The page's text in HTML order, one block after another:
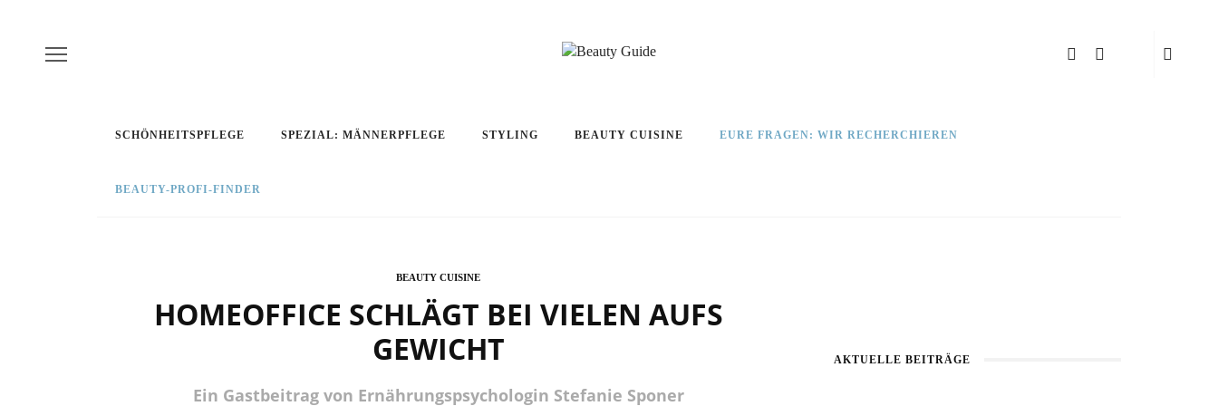
SCHÖNHEITSPFLEGE SPEZIAL: MÄNNERPFLEGE STYLING BEAUTY CUISINE EURE FRAGEN: WIR RECHERCHIEREN
BEAUTY-PROFI-FINDER
BEAUTY CUISINE
HOMEOFFICE SCHLÄGT BEI VIELEN AUFS
GEWICHT
Ein Gastbeitrag von Ernährungspsychologin Stefanie Sponer
AKTUELLE BEITRÄGE